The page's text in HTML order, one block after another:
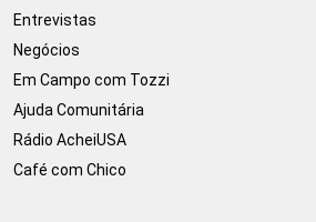
Entrevistas
Negócios
Em Campo com Tozzi
Ajuda Comunitária
Rádio AcheiUSA
Café com Chico